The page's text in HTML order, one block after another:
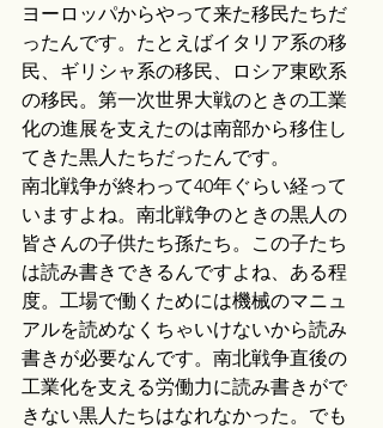
ヨーロッパからやって来た移民たちだ
ったんです。たとえばイタリア系の移
民、ギリシャ系の移民、ロシア東欧系
の移民。第一次世界大戦のときの工業
化の進展を支えたのは南部から移住し
てきた黒人たちだったんです。
南北戦争が終わって40年ぐらい経って
いますよね。南北戦争のときの黒人の
皆さんの子供たち孫たち。この子たち
は読み書きできるんですよね、ある程
度。工場で働くためには機械のマニュ
アルを読めなくちゃいけないから読み
書きが必要なんです。南北戦争直後の
工業化を支える労働力に読み書きがで
きない黒人たちはなれなかった。でも